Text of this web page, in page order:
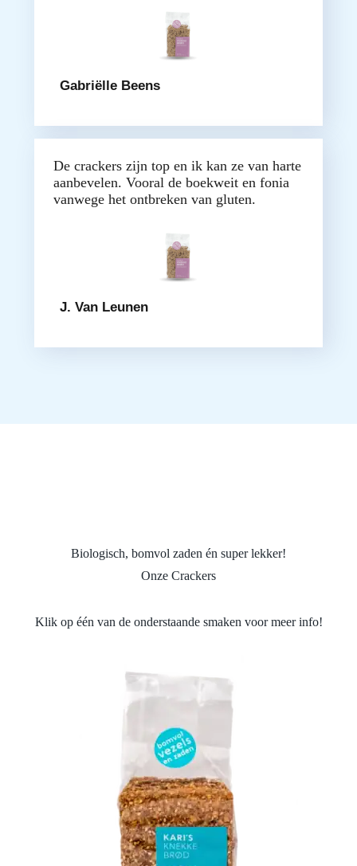
Gabriëlle Beens
De crackers zijn top en ik kan ze van harte
aanbevelen. Vooral de boekweit en fonia
vanwege het ontbreken van gluten.
J. Van Leunen
Biologisch, bomvol zaden én super lekker!
Onze Crackers
Klik op één van de onderstaande smaken voor meer info!